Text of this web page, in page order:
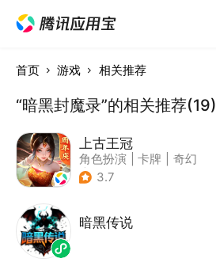
首页 游戏 相关推荐
“暗黑封魔录”的相关推荐(19)
上古王冠
角色扮演 卡牌
奇幻
| 中国风
3.7
暗黑传说